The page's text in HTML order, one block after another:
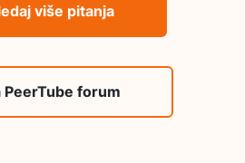
više pitanja
PeerTube forum